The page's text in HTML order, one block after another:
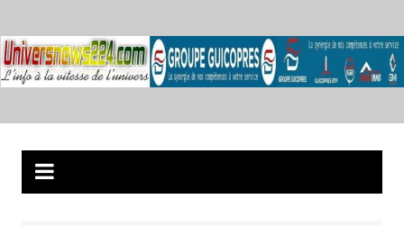
au
contenu